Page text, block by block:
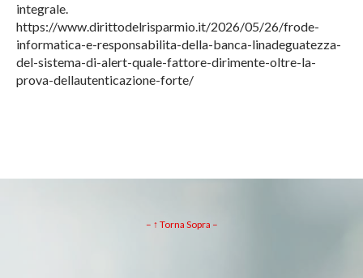
integrale.
https://www.dirittodelrisparmio.it/2026/05/26/frode-
informatica-e-responsabilita-della-banca-linadeguatezza-
del-sistema-di-alert-quale-fattore-dirimente-oltre-la-
prova-dellautenticazione-forte/
– ↑ Torna Sopra –